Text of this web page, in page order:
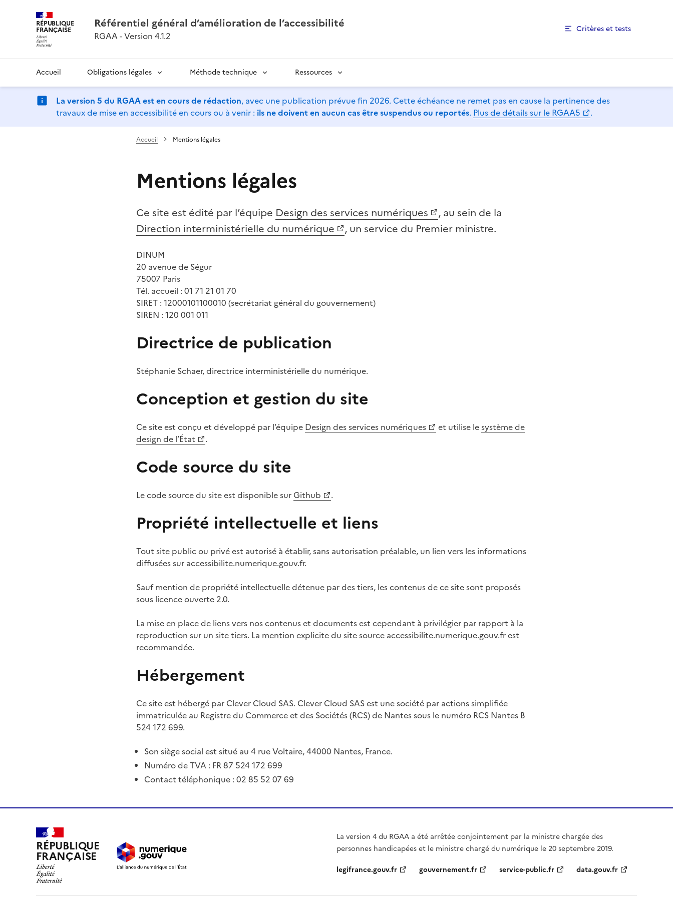
RÉPUBLIQUE
FRANÇAISE Référentiel général d’amélioration de l’accessibilité
RGAA - Version 4.1.2
Critères et tests
Accueil Obligations légales Méthode technique Ressources
La version 5 du RGAA est en cours de rédaction, avec une publication prévue fin 2026. Cette échéance ne remet pas en cause la pertinence des
travaux de mise en accessibilité en cours ou à venir : ils ne doivent en aucun cas être suspendus ou reportés. Plus de détails sur le RGAA5 .
Accueil Mentions légales
Mentions légales
Ce site est édité par l’équipe Design des services numériques
, au sein de la
Direction interministérielle du numérique
, un service du Premier ministre.
DINUM
20 avenue de Ségur
75007 Paris
Tél. accueil : 01 71 21 01 70
SIRET : 12000101100010 (secrétariat général du gouvernement)
SIREN : 120 001 011
Directrice de publication
Stéphanie Schaer, directrice interministérielle du numérique.
Conception et gestion du site
Ce site est conçu et développé par l’équipe Design des services numériques et utilise lesystème de
design de l’État
.
Code source du site
Le code source du site est disponible surGithub .
Propriété intellectuelle et liens
Tout site public ou privé est autorisé à établir, sans autorisation préalable, un lien vers les informations
diffusées sur accessibilite.numerique.gouv.fr.
Sauf mention de propriété intellectuelle détenue par des tiers, les contenus de ce site sont proposés
sous licence ouverte 2.0.
La mise en place de liens vers nos contenus et documents est cependant à privilégier par rapport à la
reproduction sur un site tiers. La mention explicite du site source accessibilite.numerique.gouv.fr est
recommandée.
Hébergement
Ce site est hébergé par Clever Cloud SAS. Clever Cloud SAS est une société par actions simplifiée
immatriculée au Registre du Commerce et des Sociétés (RCS) de Nantes sous le numéro RCS Nantes B
524 172 699.
Son siège social est situé au 4 rue Voltaire, 44000 Nantes, France.
Numéro de TVA : FR 87 524 172 699
Contact téléphonique : 02 85 52 07 69
RÉPUBLIQUE
FRANÇAISE
La version 4 du RGAA a été arrêtée conjointement par la ministre chargée des
personnes handicapées et le ministre chargé du numérique le 20 septembre 2019.
legifrance.gouv.fr
gouvernement.fr service-public.fr data.gouv.fr